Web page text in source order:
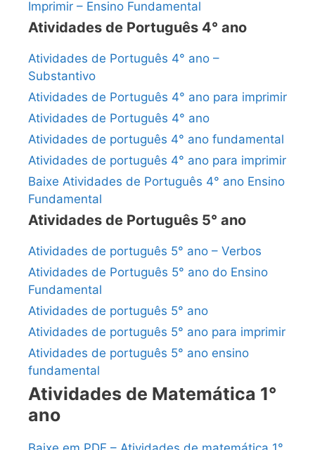
Imprimir – Ensino Fundamental
Atividades de Português 4° ano
Atividades de Português 4° ano –
Substantivo
Atividades de Português 4° ano para imprimir
Atividades de Português 4° ano
Atividades de português 4° ano fundamental
Atividades de português 4° ano para imprimir
Baixe Atividades de Português 4° ano Ensino
Fundamental
Atividades de Português 5° ano
Atividades de português 5° ano – Verbos
Atividades de Português 5° ano do Ensino
Fundamental
Atividades de português 5° ano
Atividades de português 5° ano para imprimir
Atividades de português 5° ano ensino
fundamental
Atividades de Matemática 1°
ano